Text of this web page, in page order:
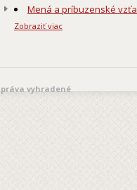
Mená a príbuzenské
Zobraziť viac
práva vyhradené